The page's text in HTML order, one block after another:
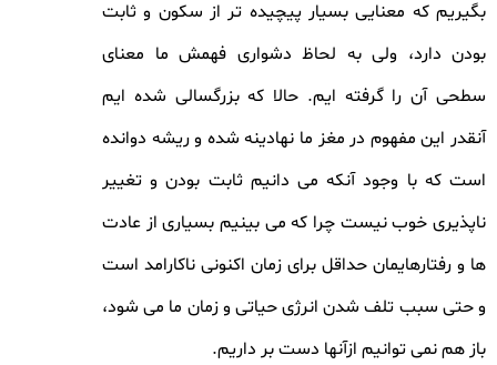
بگیریم که معنایی بسیار پیچیده تر از سکون و ثابت
بودن دارد، ولی به لحاظ دشواری فهمش ما معنای
سطحی آن را گرفته ایم. حالا که بزرگسالی شده ایم
آنقدر این مفهوم در مغز ما نهادینه شده و ریشه دوانده
است که با وجود آنکه می دانیم ثابت بودن و تغییر
ناپذیری خوب نیست چرا که می بینیم بسیاری از عادت
ها و رفتارهایمان حداقل برای زمان اکنونی ناکارامد است
و حتی سبب تلف شدن انرژی حیاتی و زمان ما می شود،
باز هم نمی توانیم ازآنها دست بر داریم.